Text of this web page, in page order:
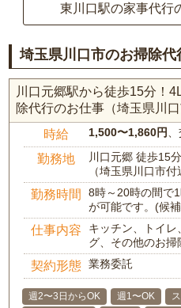
東川口駅の家事代行
埼玉県川口市のお掃除代
川口元郷駅から徒歩15分！
除代行のお仕事（埼玉県川口
時給 1,500〜1,860円
勤務地
川口元郷 徒歩15分
（埼玉県川口市付
勤務時間
8時～20時の間で
が可能です。(候
仕事内容
キッチン、トイ
グ、その他のお掃
契約形態 業務委託
週2〜3日からOK 週1〜OK